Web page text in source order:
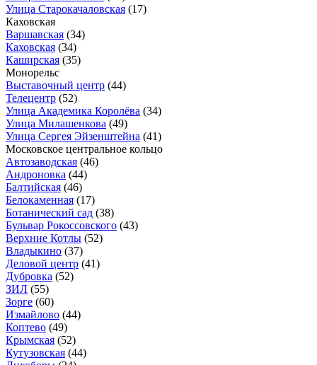
Улица Старокачаловская (17)
Каховская
Варшавская (34)
Каховская (34)
Каширская (35)
Монорельс
Выставочный центр (44)
Телецентр (52)
Улица Академика Королёва (34)
Улица Милашенкова (49)
Улица Сергея Эйзенштейна (41)
Московское центральное кольцо
Автозаводская (46)
Андроновка (44)
Балтийская (46)
Белокаменная (17)
Ботанический сад (38)
Бульвар Рокоссовского (43)
Верхние Котлы (52)
Владыкино (37)
Деловой центр (41)
Дубровка (52)
ЗИЛ (55)
Зорге (60)
Измайлово (44)
Коптево (49)
Крымская (52)
Кутузовская (44)